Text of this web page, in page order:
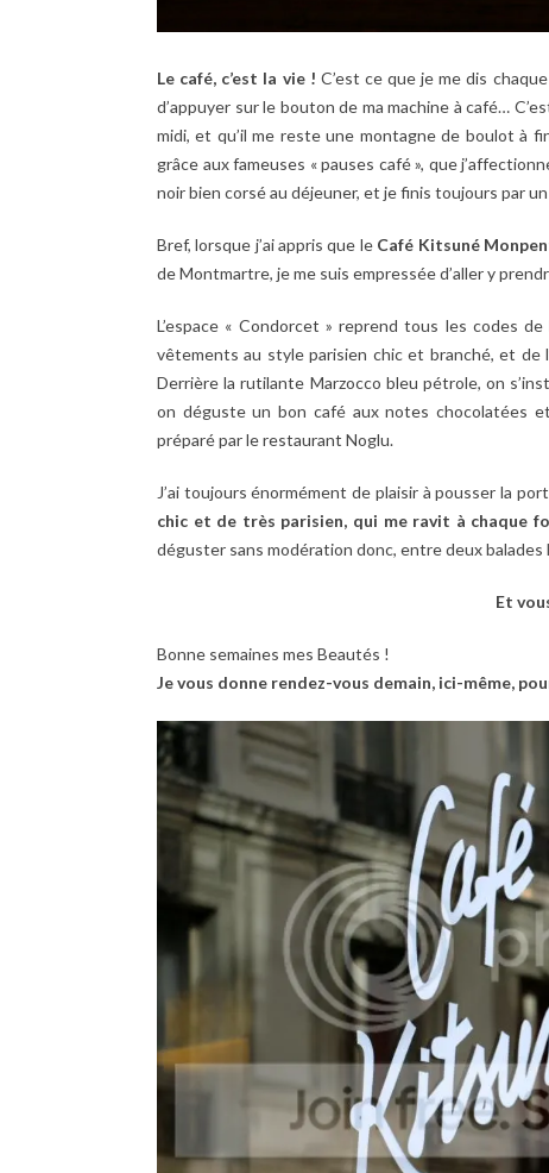
Le café, c’est la vie ! C’est ce que je me dis
d’appuyer sur le bouton de ma machine à café…
midi, et qu’il me reste une montagne de boulot à
grâce aux fameuses « pauses café », que
noir bien corsé au déjeuner, et je finis toujours par
Bref, lorsque j’ai appris que le Café Kitsuné
de Montmartre, je me suis empressée d’aller y
L’espace « Condorcet » reprend tous les codes
vêtements au style parisien chic et branché, et de
Derrière la rutilante Marzocco bleu pétrole, on
on déguste un bon café aux notes chocolatées
préparé par le restaurant Noglu.
J’ai toujours énormément de plaisir à pousser la
chic et de très parisien, qui me ravit à chaque
déguster sans modération donc, entre deux balades
Et
Bonne semaines mes Beautés !
Je vous donne rendez-vous demain, ici-même,